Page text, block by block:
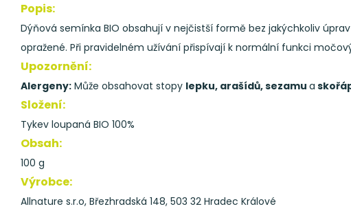
Popis:
Dýňová semínka BIO obsahují v nejčistší formě bez jakýchkoliv
opražené. Při pravidelném užívání přispívají k normální funkci
Upozornění:
Alergeny: Může obsahovat stopy lepku, arašídů, sezamu a
Složení:
Tykev loupaná BIO 100%
Obsah:
100 g
Výrobce:
Allnature s.r.o, Březhradská 148, 503 32 Hradec Králové